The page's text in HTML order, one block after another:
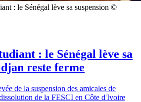
: le Sénégal lève sa suspension ©
: le Sénégal lève sa
reste ferme
de la suspension des amicales de
de la FESCI en Côte d'Ivoire